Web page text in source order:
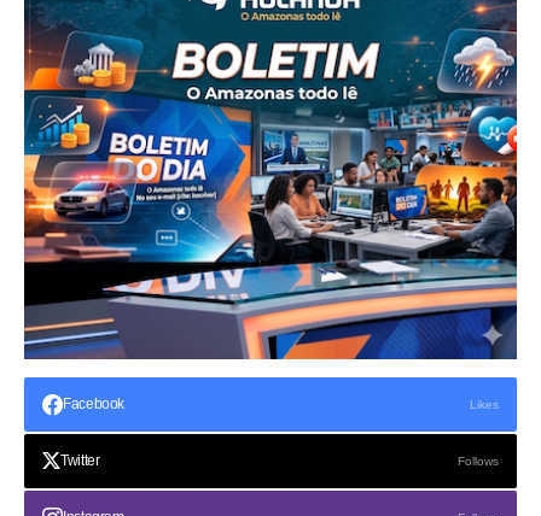
Facebook Likes
Twitter Follows